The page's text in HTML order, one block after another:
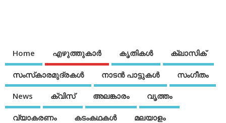
Home എഴുത്തുകാര്‍ കൃതികൾ ക്ലാസിക്
സംസ്‌കാരമുദ്രകള്‍ നാടന്‍ പാട്ടുകള്‍ സംഗീതം
News ക്വിസ് അലങ്കാരം വൃത്തം
വ്യാകരണം കടംകഥകള്‍ മലയാളം